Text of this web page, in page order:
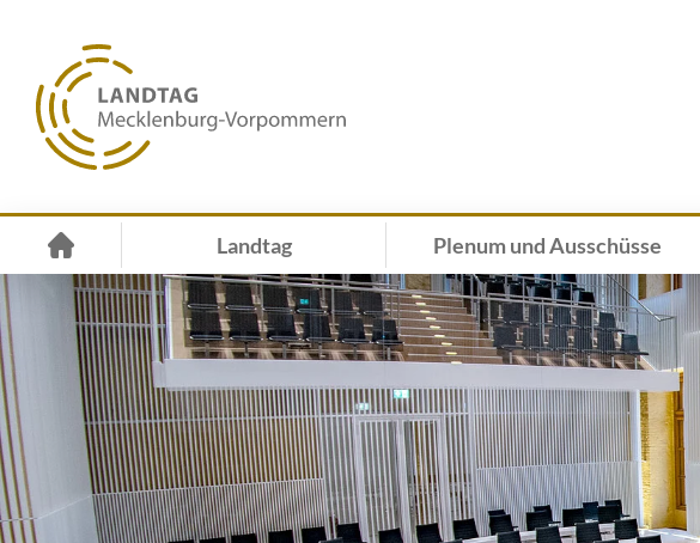
Landtag Plenum und Ausschüsse